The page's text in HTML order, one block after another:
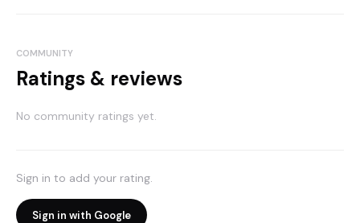
COMMUNITY
Ratings & reviews
No community ratings yet.
Sign in to add your rating.
Sign in with Google